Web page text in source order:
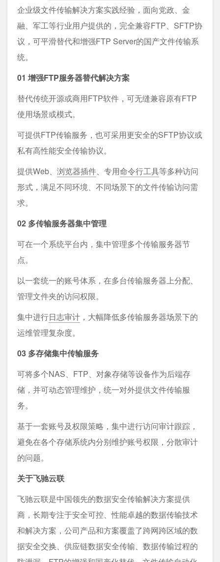
企业级文件传输解决方案实践经验，面向党政、金
融、军工等行业用户提供的，完全兼容FTP、SFTP协
议，可平滑替代和增强FTP Server的国产文件传输系
统。
01 增强FTP服务器替代解决方案
替代传统开源或商用FTP软件，可无缝兼容原有FTP
使用场景或模式。
可提供FTP传输服务，也可采用更安全的SFTP协议或
私有高性能安全传输协议。
提供Web、 浏览器插件、专用命令行工具等多种访问
形式，满足不同环境、不同场景下的文件传输访问需
求。
02 多传输服务器集中管理
可在一个系统平台内，集中管理多个传输服务器节
点。
以一套统一的账号体系，在多台传输服务器上分配、
管理文件夹的访问权限。
集中进行日志审计 ，大幅降低多传输服务器场景下的
运维管理复杂度。
03 多存储集中传输服务
可将多个NAS、FTP、对象存储等设备作为后端存
储，并可动态管理维护，统一对外提供文件传输服
务。
基于一套账号及权限策略，集中进行访问审计跟踪，
避免在各个存储系统内分别维护账号权限，分散审计
的问题。
关于飞驰云联
飞驰云联是中国领先的数据安全传输解决方案提供
商，长期专注于安全可控、性能卓越的数据传输技术
和解决方案，公司产品和方案覆盖了跨网跨区域的数
据安全交换、供应链数据安全传输、数据传输过程的